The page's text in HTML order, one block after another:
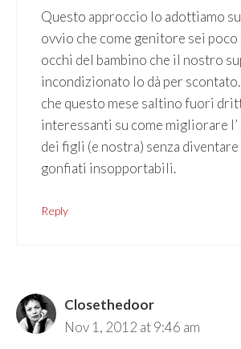
Questo approccio lo adottiamo
ovvio che come genitore sei
occhi del bambino che il nostro
incondizionato lo dà per
che questo mese saltino fuori
interessanti su come migliorare
dei figli (e nostra) senza
gonfiati insopportabili.
Reply
Closethedoor
Nov 1, 2012 at 9:46 am